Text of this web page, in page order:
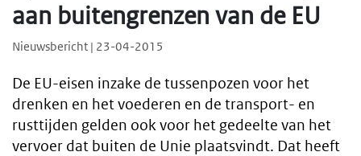
aan buitengrenzen van de EU
Nieuwsbericht | 23-04-2015
De EU-eisen inzake de tussenpozen voor het
drenken en het voederen en de transport- en
rusttijden gelden ook voor het gedeelte van het
vervoer dat buiten de Unie plaatsvindt. Dat heeft